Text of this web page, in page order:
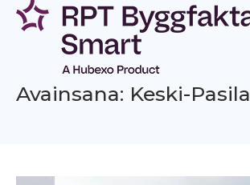
Siirry
sisältöön
Avainsana: Keski-Pasila